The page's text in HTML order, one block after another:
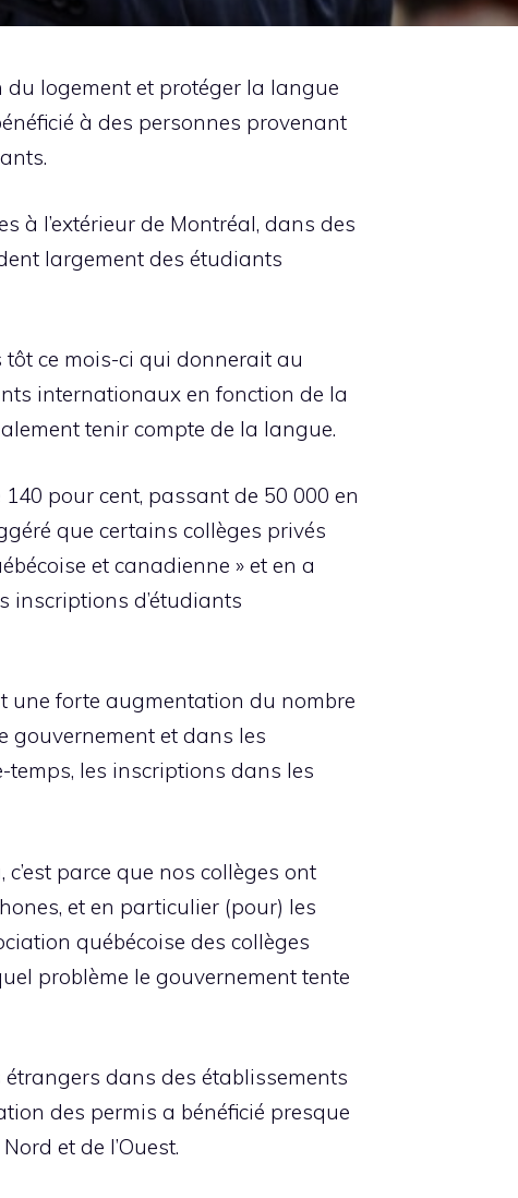
logement et protéger la langue
à des personnes provenant
à l’extérieur de Montréal, dans des
largement des étudiants
tôt ce mois-ci qui donnerait au
internationaux en fonction de la
tenir compte de la langue.
pour cent, passant de 50 000 en
que certains collèges privés
et canadienne » et en a
inscriptions d’étudiants
une forte augmentation du nombre
gouvernement et dans les
les inscriptions dans les
parce que nos collèges ont
et en particulier (pour) les
québécoise des collèges
problème le gouvernement tente
dans des établissements
des permis a bénéficié presque
et de l’Ouest.